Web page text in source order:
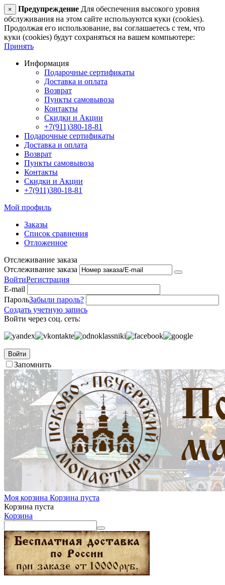
× Предупреждение Для обеспечения высокого уровня
обслуживания на этом сайте используются куки (cookies).
Продолжая его использование, вы соглашаетесь с тем, что
куки (cookies) будут сохраняться на вашем компьютере:
Принять
Информация
Подарочные сертификаты
Доставка и оплата
Возврат
Пункты самовывоза
Контакты
Скидки и Акции
+7(911)380-18-81
Подарочные сертификаты
Доставка и оплата
Возврат
Пункты самовывоза
Контакты
Скидки и Акции
+7(911)380-18-81
Мой профиль
Заказы
Список сравнения
Отложенное
Отслеживание заказа
Отслеживание заказа
ВойтиРегистрация
E-mail
ПарольЗабыли пароль?
Создать учетную запись
Войти через соц. сеть:
Войти
Запомнить
Моя корзина Корзина пуста
Корзина пуста
Корзина